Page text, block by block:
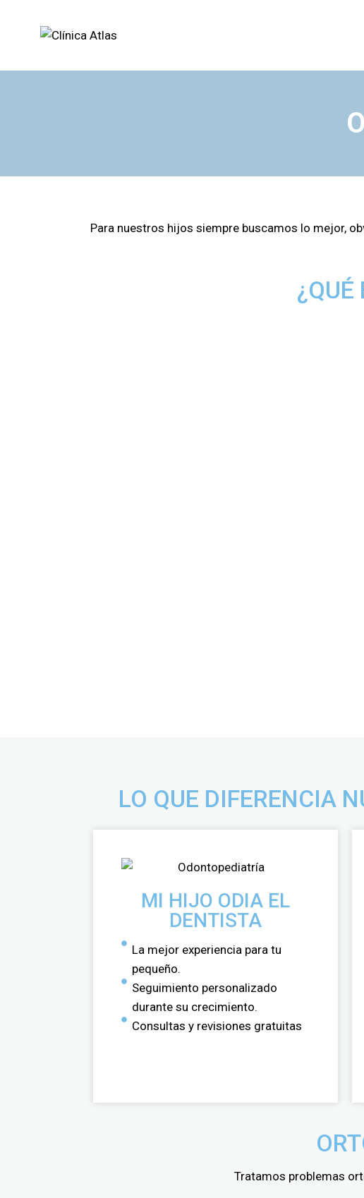
Para nuestros hijos siempre buscamos lo mejor,
¿QUÉ
LO QUE DIFERENCIA
MI HIJO ODIA EL
DENTISTA
La mejor experiencia para tu
pequeño.
Seguimiento personalizado
durante su crecimiento.
Consultas y revisiones gratuitas
Tratamos problemas